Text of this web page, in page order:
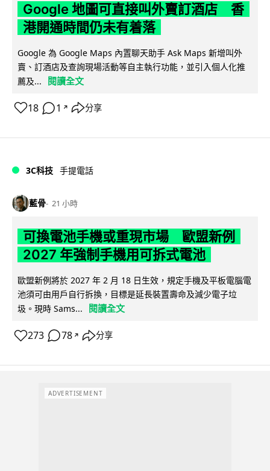
Google 地圖可直接叫外賣訂酒店 香
港開通時間仍未有着落
Google 為 Google Maps 內置聊天助手 Ask Maps 新增叫外
賣、訂酒店及查詢現場活動等自主執行功能，並引入個人化推
薦及...
閱讀全文
18 1 ↗ 分享
3C科技 手提電話
藍骨 21 小時
可換電池手機或重現市場 歐盟新例
2027 年強制手機用可拆式電池
歐盟新例將於 2027 年 2 月 18 日生效，規定手機及平板電腦電
池須可由用戶自行拆換，目標是延長裝置壽命及減少電子垃
圾。現時 Sams...
閱讀全文
273 78 ↗ 分享
ADVERTISEMENT